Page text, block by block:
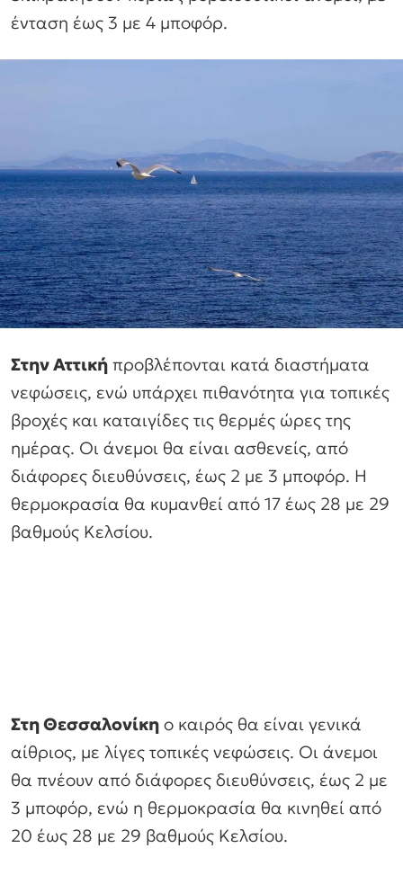
ένταση έως 3 με 4 μποφόρ.
Στην Αττική προβλέπονται κατά διαστήματα
νεφώσεις, ενώ υπάρχει πιθανότητα για τοπικές
βροχές και καταιγίδες τις θερμές ώρες της
ημέρας. Οι άνεμοι θα είναι ασθενείς, από
διάφορες διευθύνσεις, έως 2 με 3 μποφόρ. Η
θερμοκρασία θα κυμανθεί από 17 έως 28 με 29
βαθμούς Κελσίου.
Στη Θεσσαλονίκη ο καιρός θα είναι γενικά
αίθριος, με λίγες τοπικές νεφώσεις. Οι άνεμοι
θα πνέουν από διάφορες διευθύνσεις, έως 2 με
3 μποφόρ, ενώ η θερμοκρασία θα κινηθεί από
20 έως 28 με 29 βαθμούς Κελσίου.